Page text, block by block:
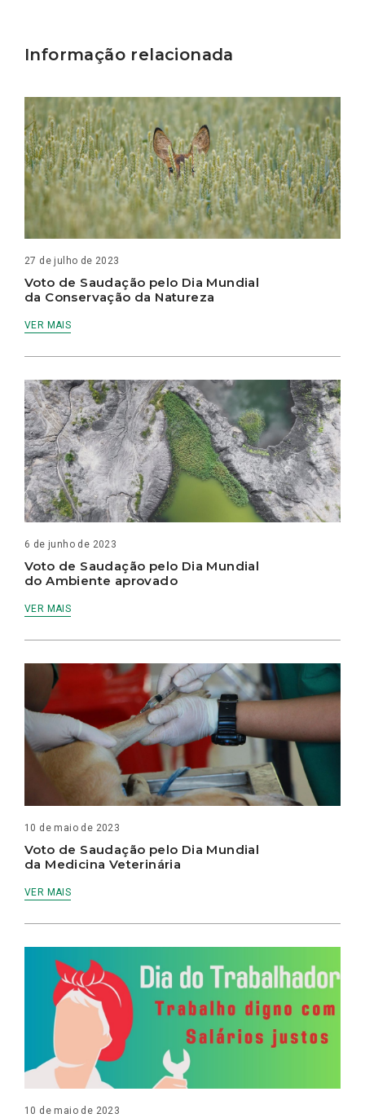
Informação relacionada
27 de julho de 2023
Voto de Saudação pelo Dia Mundial
da Conservação da Natureza
VER MAIS
6 de junho de 2023
Voto de Saudação pelo Dia Mundial
do Ambiente aprovado
VER MAIS
10 de maio de 2023
Voto de Saudação pelo Dia Mundial
da Medicina Veterinária
VER MAIS
10 de maio de 2023